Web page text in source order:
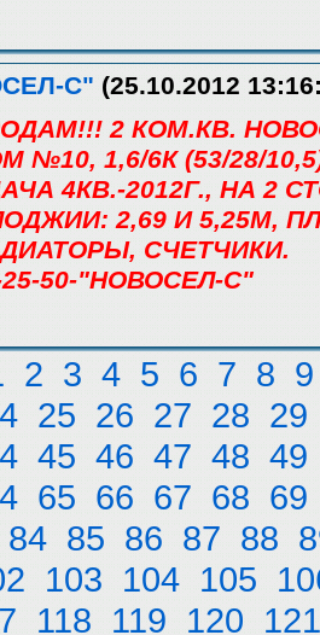
С" (25.10.2012
2 КОМ.КВ.
№10, 1,6/6К (53/28/
4КВ.-2012Г., НА 2
2,69 И 5,25М,
СЧЕТЧИКИ.
25-50-"НОВОСЕЛ-С"
2 3 4 5 6 7 8 9
25 26 27 28 29
45 46 47 48 49
65 66 67 68 69
84 85 86 87 88
103 104 105
118 119 120 121